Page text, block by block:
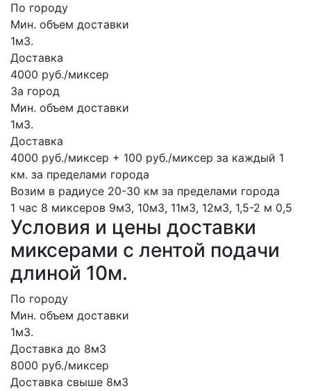
По городу
Мин. объем доставки
1м3.
Доставка
4000 руб./миксер
За город
Мин. объем доставки
1м3.
Доставка
4000 руб./миксер + 100 руб./миксер за каждый 1
км. за пределами города
Возим в радиусе 20-30 км за пределами города
1 час 8 миксеров 9м3, 10м3, 11м3, 12м3, 1,5-2 м 0,5
Условия и цены доставки
миксерами с лентой подачи
длиной 10м.
По городу
Мин. объем доставки
1м3.
Доставка до 8м3
8000 руб./миксер
Доставка свыше 8м3